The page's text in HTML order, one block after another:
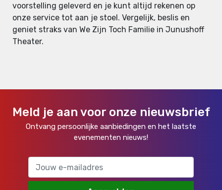
voorstelling geleverd en je kunt altijd rekenen op
onze service tot aan je stoel. Vergelijk, beslis en
geniet straks van We Zijn Toch Familie in Junushoff
Theater.
Meld je aan voor onze nieuwsbrief
Ontvang persoonlijke aanbiedingen en het laatste
evenementen nieuws!